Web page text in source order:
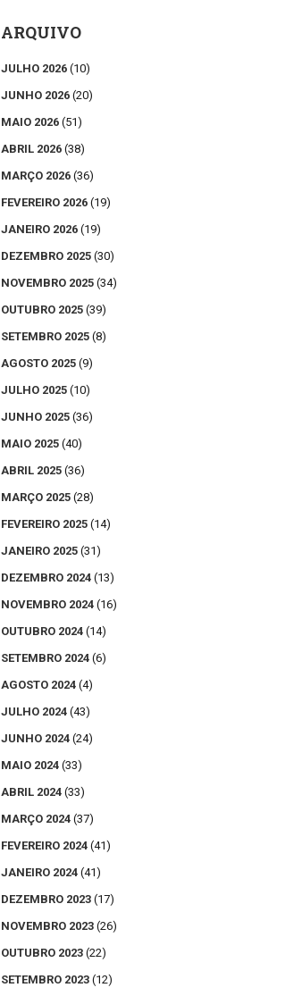
ARQUIVO
JULHO 2026 (10)
JUNHO 2026 (20)
MAIO 2026 (51)
ABRIL 2026 (38)
MARÇO 2026 (36)
FEVEREIRO 2026 (19)
JANEIRO 2026 (19)
DEZEMBRO 2025 (30)
NOVEMBRO 2025 (34)
OUTUBRO 2025 (39)
SETEMBRO 2025 (8)
AGOSTO 2025 (9)
JULHO 2025 (10)
JUNHO 2025 (36)
MAIO 2025 (40)
ABRIL 2025 (36)
MARÇO 2025 (28)
FEVEREIRO 2025 (14)
JANEIRO 2025 (31)
DEZEMBRO 2024 (13)
NOVEMBRO 2024 (16)
OUTUBRO 2024 (14)
SETEMBRO 2024 (6)
AGOSTO 2024 (4)
JULHO 2024 (43)
JUNHO 2024 (24)
MAIO 2024 (33)
ABRIL 2024 (33)
MARÇO 2024 (37)
FEVEREIRO 2024 (41)
JANEIRO 2024 (41)
DEZEMBRO 2023 (17)
NOVEMBRO 2023 (26)
OUTUBRO 2023 (22)
SETEMBRO 2023 (12)